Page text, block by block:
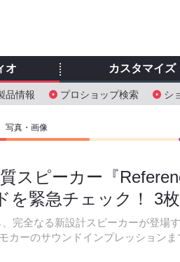
オ
品情報 プロショップ検索 シ
カスタマイズ
写真・画像
スピーカー『
を緊急チェック！ 3
完全なる新設計スピーカーが登場
ーのサウンドインプレッション